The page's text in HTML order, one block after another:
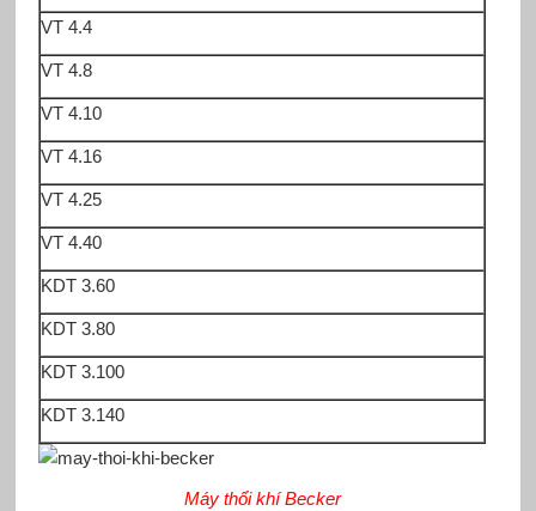
VT 4.4
VT 4.8
VT 4.10
VT 4.16
VT 4.25
VT 4.40
KDT 3.60
KDT 3.80
KDT 3.100
KDT 3.140
Máy thổi khí Becker